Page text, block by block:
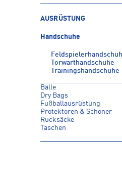
AUSRÜSTUNG
Handschuhe
Torwarthandschuhe
Trainingshandschuhe
Bälle
Dry Bags
Fußballausrüstung
Protektoren & Schoner
Rucksäcke
Taschen